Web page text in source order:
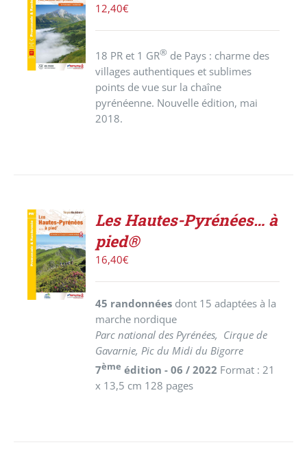
LE
PRODUIT
/
DÉTAILS
12,40€
18 PR et 1 GR® de Pays : charme des
villages authentiques et sublimes
points de vue sur la chaîne
pyrénéenne. Nouvelle édition, mai
2018.
AJOUTER
AU
PANIER
/
DÉTAILS
Les Hautes-Pyrénées… à
pied®
16,40€
45 randonnées dont 15 adaptées à la
marche nordique
Parc national des Pyrénées, Cirque de
Gavarnie, Pic du Midi du Bigorre
7ème édition - 06 / 2022 Format : 21
x 13,5 cm 128 pages